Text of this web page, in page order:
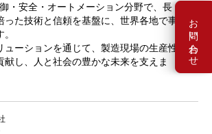
お問い合わせ
・安全・オートメーション分野で、長
た技術と信頼を基盤に、世界各地で事
ーションを通じて、製造現場の生産性
献し、人と社会の豊かな未来を支えま